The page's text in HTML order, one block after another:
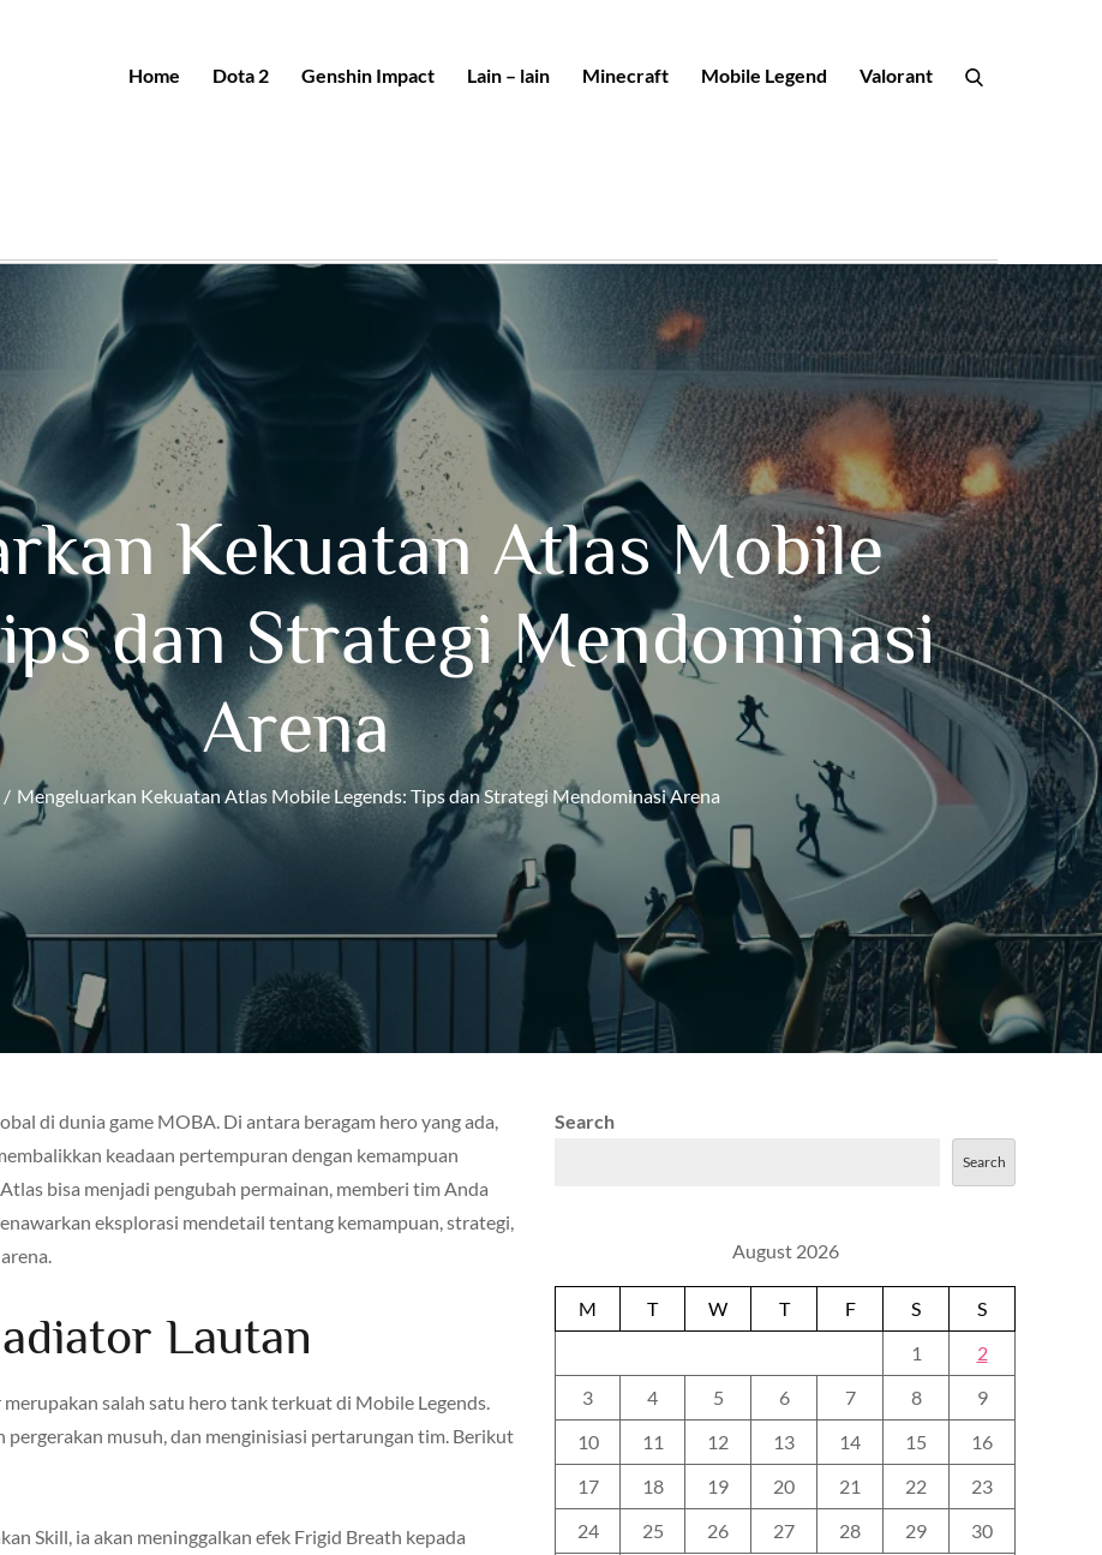
Home Dota 2 Genshin Impact Lain – lain Minecraft Mobile Legend Valorant
Kekuatan Atlas Mobile
dan Strategi Mendominasi
Arena
Mengeluarkan Kekuatan Atlas Mobile Legends: Tips dan Strategi Mendominasi Arena
di dunia game MOBA. Di antara beragam hero yang ada,
keadaan pertempuran dengan kemampuan
bisa menjadi pengubah permainan, memberi tim Anda
eksplorasi mendetail tentang kemampuan, strategi,
Lautan
salah satu hero tank terkuat di Mobile Legends.
pergerakan musuh, dan menginisiasi pertarungan tim. Berikut
Skill, ia akan meninggalkan efek Frigid Breath kepada
Search
Search
August 2026
M T W T F S
S
1
2
3
4 5 6 7 8
9
10
11 12 13 14 15
16
17
18 19 20 21 22
23
24
25 26 27 28 29
30